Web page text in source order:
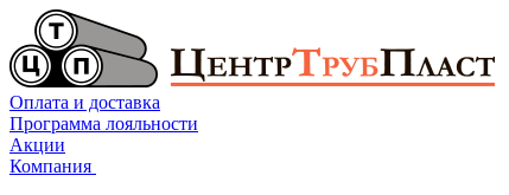
Оплата и доставка
Программа лояльности
Акции
Компания